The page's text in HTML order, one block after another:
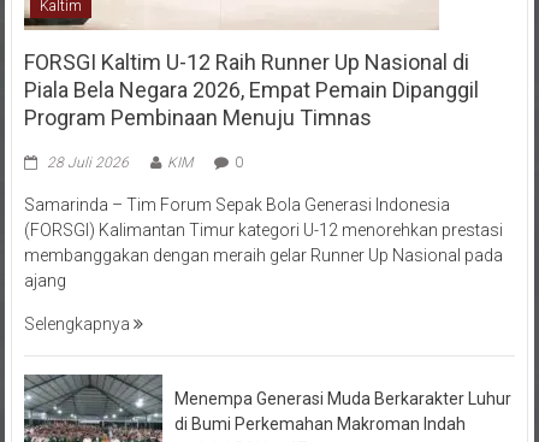
FORSGI Kaltim U-12 Raih Runner Up Nasional di
Piala Bela Negara 2026, Empat Pemain Dipanggil
Program Pembinaan Menuju Timnas
(FORSGI) Kalimantan Timur kategori U-12 menorehkan prestasi
membanggakan dengan meraih gelar Runner Up Nasional pada
ajang
di Bumi Perkemahan Makroman Indah
melalui CAI ke-47